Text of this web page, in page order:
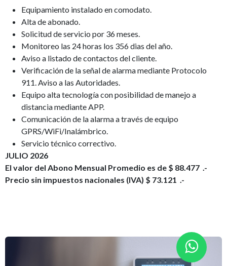
Equipamiento instalado en comodato.
Alta de abonado.
Solicitud de servicio por 36 meses.
Monitoreo las 24 horas los 356 dias del año.
Aviso a listado de contactos del cliente.
Verificación de la señal de alarma mediante Protocolo
911. Aviso a las Autoridades.
⁠Equipo alta tecnología con posibilidad de manejo a
distancia mediante APP.
Comunicación de la alarma a través de equipo
GPRS/WiFi/Inalámbrico.
⁠Servicio técnico correctivo.
JULIO 2026
El valor del Abono Mensual Promedio es de $ 88.477 .-
Precio sin impuestos nacionales (IVA) $ 73.121 .-